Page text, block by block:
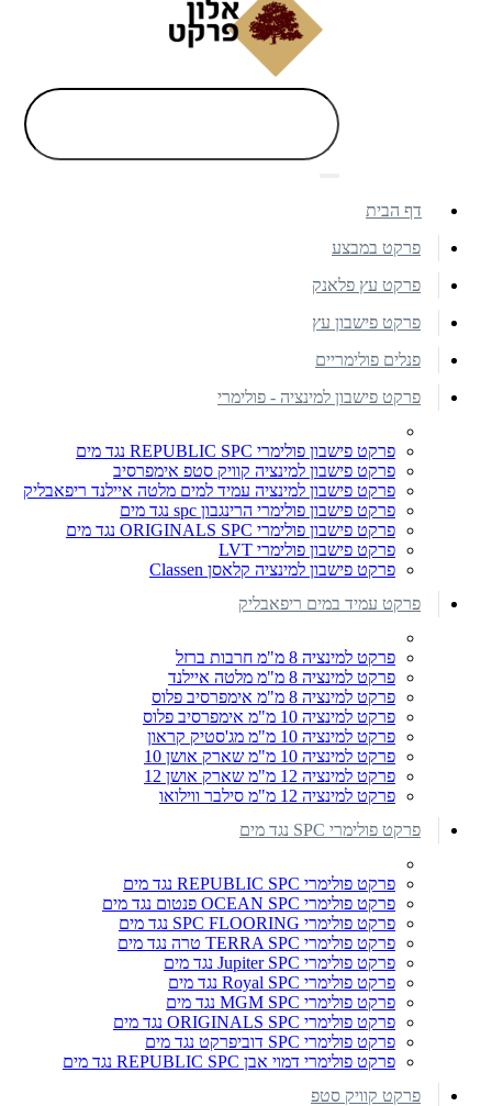
דף הבית
פרקט במבצע
פרקט עץ פלאנק
פרקט פישבון עץ
פנלים פולימריים
פרקט פישבון למינציה - פולימרי
פרקט פישבון פולימרי REPUBLIC SPC נגד מים
פרקט פישבון למינציה קוויק סטפ אימפרסיב
פרקט פישבון למינציה עמיד למים מלטה איילנד ריפאבליק
פרקט פישבון פולימרי הרינגבון spc נגד מים
פרקט פישבון פולימרי ORIGINALS SPC נגד מים
פרקט פישבון פולימרי LVT
פרקט פישבון למינציה קלאסן Classen
פרקט עמיד במים ריפאבליק
פרקט למינציה 8 מ"מ חרבות ברזל
פרקט למינציה 8 מ"מ מלטה איילנד
פרקט למינציה 8 מ"מ אימפרסיב פלוס
פרקט למינציה 10 מ"מ אימפרסיב פלוס
פרקט למינציה 10 מ"מ מג'סטיק קראון
פרקט למינציה 10 מ"מ שארק אושן 10
פרקט למינציה 12 מ"מ שארק אושן 12
פרקט למינציה 12 מ"מ סילבר ווילואו
פרקט פולימרי SPC נגד מים
פרקט פולימרי REPUBLIC SPC נגד מים
פרקט פולימרי OCEAN SPC פנטום נגד מים
פרקט פולימרי SPC FLOORING נגד מים
פרקט פולימרי TERRA SPC טרה נגד מים
פרקט פולימרי Jupiter SPC נגד מים
פרקט פולימרי Royal SPC נגד מים
פרקט פולימרי MGM SPC נגד מים
פרקט פולימרי ORIGINALS SPC נגד מים
פרקט פולימרי SPC דוביפרקט נגד מים
פרקט פולימרי דמוי אבן REPUBLIC SPC נגד מים
פרקט קוויק סטפ